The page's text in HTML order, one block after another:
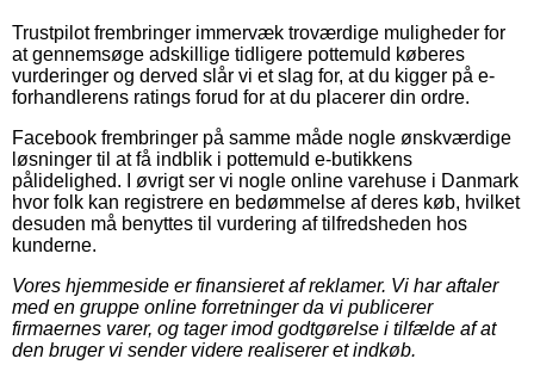
Trustpilot frembringer immervæk troværdige muligheder for
at gennemsøge adskillige tidligere pottemuld køberes
vurderinger og derved slår vi et slag for, at du kigger på e-
forhandlerens ratings forud for at du placerer din ordre.
Facebook frembringer på samme måde nogle ønskværdige
løsninger til at få indblik i pottemuld e-butikkens
pålidelighed. I øvrigt ser vi nogle online varehuse i Danmark
hvor folk kan registrere en bedømmelse af deres køb, hvilket
desuden må benyttes til vurdering af tilfredsheden hos
kunderne.
Vores hjemmeside er finansieret af reklamer. Vi har aftaler
med en gruppe online forretninger da vi publicerer
firmaernes varer, og tager imod godtgørelse i tilfælde af at
den bruger vi sender videre realiserer et indkøb.